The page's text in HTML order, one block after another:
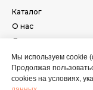
Каталог
О нас
Доставка и оплата
Сотрудничество
Контакты
Мы используем cookie
Продолжая
cookies на условиях,